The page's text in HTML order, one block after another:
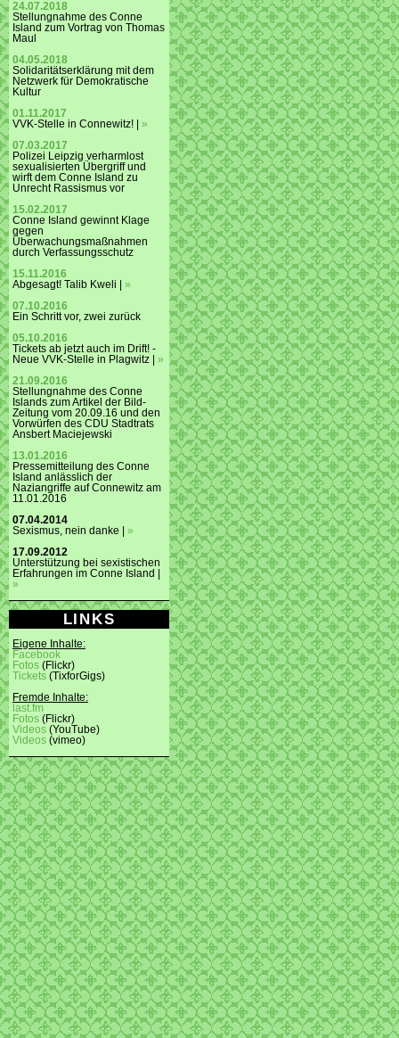
24.07.2018
Stellungnahme des Conne
Island zum Vortrag von Thomas
Maul
04.05.2018
Solidaritätserklärung mit dem
Netzwerk für Demokratische
Kultur
01.11.2017
VVK-Stelle in Connewitz! | »
07.03.2017
Polizei Leipzig verharmlost
sexualisierten Übergriff und
wirft dem Conne Island zu
Unrecht Rassismus vor
15.02.2017
Conne Island gewinnt Klage
gegen
Überwachungsmaßnahmen
durch Verfassungsschutz
15.11.2016
Abgesagt! Talib Kweli | »
07.10.2016
Ein Schritt vor, zwei zurück
05.10.2016
Tickets ab jetzt auch im Drift! -
Neue VVK-Stelle in Plagwitz | »
21.09.2016
Stellungnahme des Conne
Islands zum Artikel der Bild-
Zeitung vom 20.09.16 und den
Vorwürfen des CDU Stadtrats
Ansbert Maciejewski
13.01.2016
Pressemitteilung des Conne
Island anlässlich der
Naziangriffe auf Connewitz am
11.01.2016
07.04.2014
Sexismus, nein danke | »
17.09.2012
Unterstützung bei sexistischen
Erfahrungen im Conne Island |
»
LINKS
Eigene Inhalte:
Facebook
Fotos (Flickr)
Tickets (TixforGigs)
Fremde Inhalte:
last.fm
Fotos (Flickr)
Videos (YouTube)
Videos (vimeo)